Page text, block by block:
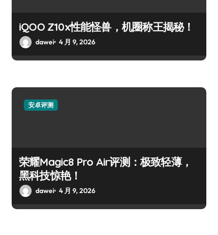
iQOO Z10x性能怪兽，机圈称王揭秘！
dawei 4 月 9, 2026
安卓评测
荣耀Magic8 Pro Air评测：极致轻薄，
黑科技惊艳！
dawei 4 月 9, 2026